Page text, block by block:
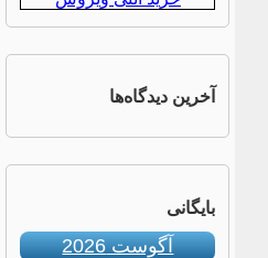
آخرین دیدگاه‌ها
بایگانی
آگوست 2026